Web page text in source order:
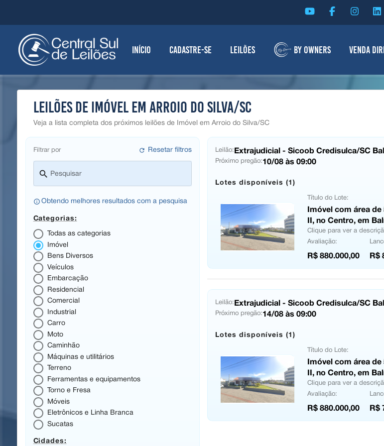
Início Cadastre-se Leilões By Owners Venda
Leilões de Imóvel em Arroio do Silva/SC
Veja a lista completa dos próximos leilões de Imóvel em Arroio do Silva/SC
Filtrar por refresh Resetar filtros
search Pesquisar
info_outline Obtendo melhores resultados com a pesquisa
Categorias:
Todas as categorias
Imóvel
Bens Diversos
Veículos
Embarcação
Residencial
Comercial
Industrial
Carro
Moto
Caminhão
Máquinas e utilitários
Terreno
Ferramentas e equipamentos
Torno e Fresa
Móveis
Eletrônicos e Linha Branca
Sucatas
Cidades:
Leilão:Extrajudicial - Sicoob Credisulca/SC
Próximo pregão:10/08 às 09:00
Lotes disponíveis (1)
Título do Lote:
Imóvel com área
II, no Centro, em
Clique para ver a
Avaliação:
R$ 880.000,00 R$
Leilão:Extrajudicial - Sicoob Credisulca/SC
Próximo pregão:14/08 às 09:00
Lotes disponíveis (1)
Título do Lote:
Imóvel com área
II, no Centro, em
Clique para ver a
Avaliação:
R$ 880.000,00 R$